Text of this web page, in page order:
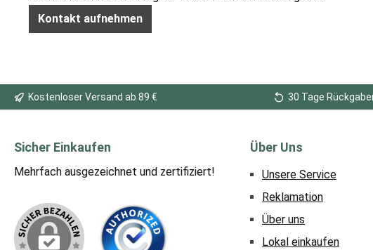
Kontakt aufnehmen
Kostenloser Versand ab 89 € 30 Tage
Sicher Einkaufen
Mehrfach ausgezeichnet und zertifiziert!
Über Uns
Unsere Service
Reklamation
Über uns
Lokal einkaufen